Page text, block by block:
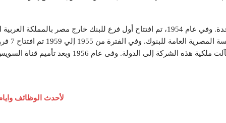
وقد بدأ البنك بعدد 3 فروع بالجمهورية العربية المتحدة. وفي عام 1954، تم افتتاح أول
أُدمجا
اللاذقية)، ثم صدر قانون بتأميم البنوك في
لأحدث الوظائف